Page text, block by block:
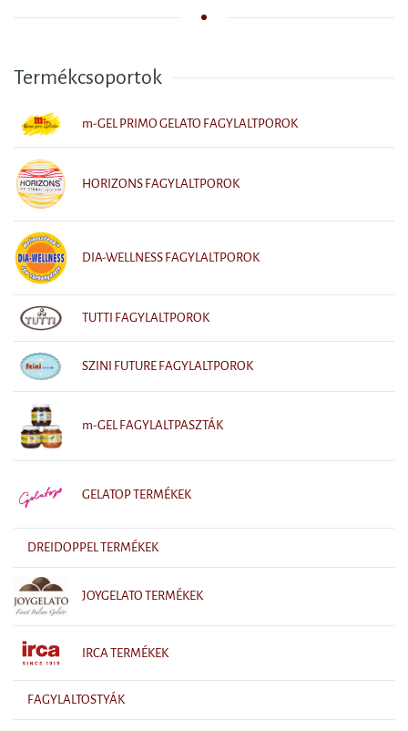
Termékcsoportok
m-GEL PRIMO GELATO FAGYLALTPOROK
HORIZONS FAGYLALTPOROK
DIA-WELLNESS FAGYLALTPOROK
TUTTI FAGYLALTPOROK
SZINI FUTURE FAGYLALTPOROK
m-GEL FAGYLALTPASZTÁK
GELATOP TERMÉKEK
DREIDOPPEL TERMÉKEK
JOYGELATO TERMÉKEK
IRCA TERMÉKEK
FAGYLALTOSTYÁK